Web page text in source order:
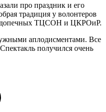
про праздник и его
традиция у волонтеров
ТЦСОН и ЦКРОиР.
аплодисментами. Все
получился очень